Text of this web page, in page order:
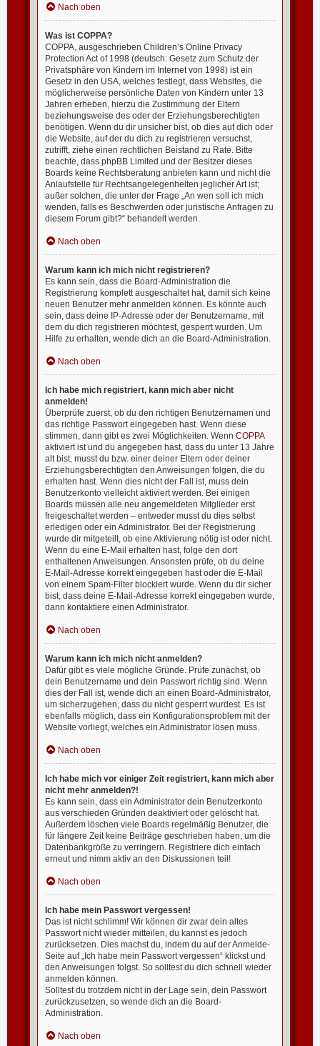
Nach oben
Was ist COPPA?
COPPA, ausgeschrieben Children’s Online Privacy
Protection Act of 1998 (deutsch: Gesetz zum Schutz der
Privatsphäre von Kindern im Internet von 1998) ist ein
Gesetz in den USA, welches festlegt, dass Websites, die
möglicherweise persönliche Daten von Kindern unter 13
Jahren erheben, hierzu die Zustimmung der Eltern
beziehungsweise des oder der Erziehungsberechtigten
benötigen. Wenn du dir unsicher bist, ob dies auf dich oder
die Website, auf der du dich zu registrieren versuchst,
zutrifft, ziehe einen rechtlichen Beistand zu Rate. Bitte
beachte, dass phpBB Limited und der Besitzer dieses
Boards keine Rechtsberatung anbieten kann und nicht die
Anlaufstelle für Rechtsangelegenheiten jeglicher Art ist;
außer solchen, die unter der Frage „An wen soll ich mich
wenden, falls es Beschwerden oder juristische Anfragen zu
diesem Forum gibt?“ behandelt werden.
Nach oben
Warum kann ich mich nicht registrieren?
Es kann sein, dass die Board-Administration die
Registrierung komplett ausgeschaltet hat, damit sich keine
neuen Benutzer mehr anmelden können. Es könnte auch
sein, dass deine IP-Adresse oder der Benutzername, mit
dem du dich registrieren möchtest, gesperrt wurden. Um
Hilfe zu erhalten, wende dich an die Board-Administration.
Nach oben
Ich habe mich registriert, kann mich aber nicht
anmelden!
Überprüfe zuerst, ob du den richtigen Benutzernamen und
das richtige Passwort eingegeben hast. Wenn diese
stimmen, dann gibt es zwei Möglichkeiten. WennCOPPA
aktiviert ist und du angegeben hast, dass du unter 13 Jahre
alt bist, musst du bzw. einer deiner Eltern oder deiner
Erziehungsberechtigten den Anweisungen folgen, die du
erhalten hast. Wenn dies nicht der Fall ist, muss dein
Benutzerkonto vielleicht aktiviert werden. Bei einigen
Boards müssen alle neu angemeldeten Mitglieder erst
freigeschaltet werden – entweder musst du dies selbst
erledigen oder ein Administrator. Bei der Registrierung
wurde dir mitgeteilt, ob eine Aktivierung nötig ist oder nicht.
Wenn du eine E-Mail erhalten hast, folge den dort
enthaltenen Anweisungen. Ansonsten prüfe, ob du deine
E-Mail-Adresse korrekt eingegeben hast oder die E-Mail
von einem Spam-Filter blockiert wurde. Wenn du dir sicher
bist, dass deine E-Mail-Adresse korrekt eingegeben wurde,
dann kontaktiere einen Administrator.
Nach oben
Warum kann ich mich nicht anmelden?
Dafür gibt es viele mögliche Gründe. Prüfe zunächst, ob
dein Benutzername und dein Passwort richtig sind. Wenn
dies der Fall ist, wende dich an einen Board-Administrator,
um sicherzugehen, dass du nicht gesperrt wurdest. Es ist
ebenfalls möglich, dass ein Konfigurationsproblem mit der
Website vorliegt, welches ein Administrator lösen muss.
Nach oben
Ich habe mich vor einiger Zeit registriert, kann mich aber
nicht mehr anmelden?!
Es kann sein, dass ein Administrator dein Benutzerkonto
aus verschieden Gründen deaktiviert oder gelöscht hat.
Außerdem löschen viele Boards regelmäßig Benutzer, die
für längere Zeit keine Beiträge geschrieben haben, um die
Datenbankgröße zu verringern. Registriere dich einfach
erneut und nimm aktiv an den Diskussionen teil!
Nach oben
Ich habe mein Passwort vergessen!
Das ist nicht schlimm! Wir können dir zwar dein altes
Passwort nicht wieder mitteilen, du kannst es jedoch
zurücksetzen. Dies machst du, indem du auf der Anmelde-
Seite auf „Ich habe mein Passwort vergessen“ klickst und
den Anweisungen folgst. So solltest du dich schnell wieder
anmelden können.
Solltest du trotzdem nicht in der Lage sein, dein Passwort
zurückzusetzen, so wende dich an die Board-
Administration.
Nach oben